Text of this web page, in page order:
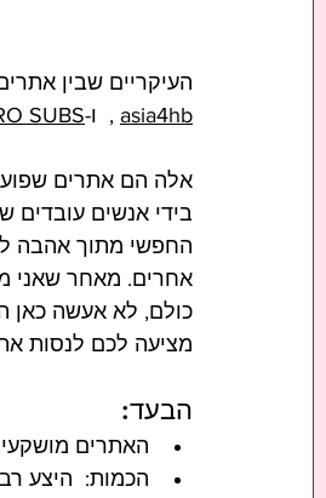
העיקריים שבין
asia4hb ,  ו-SUBS
אלה הם אתרים
בידי אנשים עובדים
החפשי מתוך אהבה
אחרים. מאחר שאני
כולם, לא אעשה כאן
מציעה לכם לנסות
הבעד:
האתרים
הכמות:  היצע